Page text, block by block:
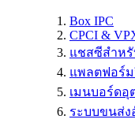
Box IPC
CPCI &
แชสซีสำห
แพลตฟอร์
เมนบอร์ดอุ
ระบบขนส่ง